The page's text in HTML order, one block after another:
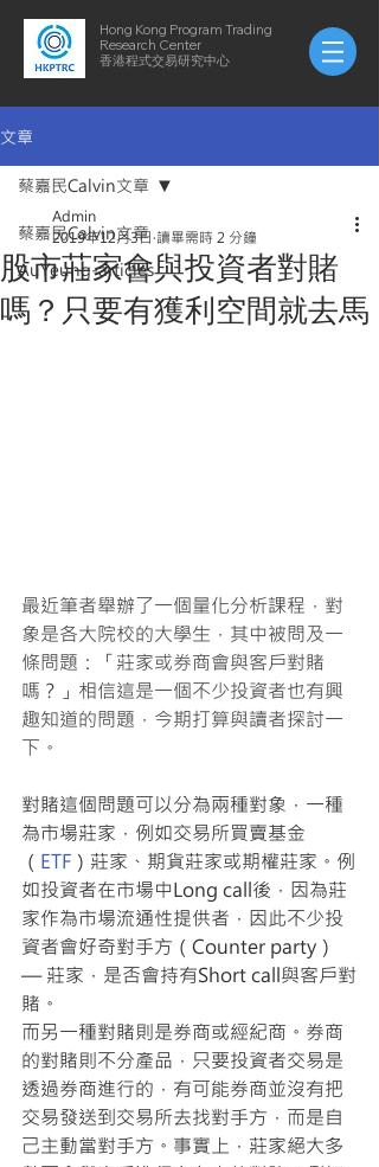
Hong Kong Program Trading
Research Center
​​香港程式交易研究中心
文章
蔡嘉民Calvin文章
AuYeung-articles
蔡嘉民Calvin文章
股市莊家會與投資者對賭
嗎？只要有獲利空間就去馬
Admin
2019年12月3日 讀畢需時 2 分鐘
最近筆者舉辦了一個量化分析課程，對
象是各大院校的大學生，其中被問及一
條問題：「莊家或券商會與客戶對賭
嗎？」相信這是一個不少投資者也有興
趣知道的問題，今期打算與讀者探討一
下。
對賭這個問題可以分為兩種對象，一種
為市場莊家，例如交易所買賣基金
（ ETF ）莊家、期貨莊家或期權莊家。例
如投資者在市場中Long call後，因為莊
家作為市場流通性提供者，因此不少投
資者會好奇對手方（Counter party）
— 莊家，是否會持有Short call與客戶對
賭。
而另一種對賭則是券商或經紀商。券商
的對賭則不分產品，只要投資者交易是
透過券商進行的，有可能券商並沒有把
交易發送到交易所去找對手方，而是自
己主動當對手方。事實上，莊家絕大多